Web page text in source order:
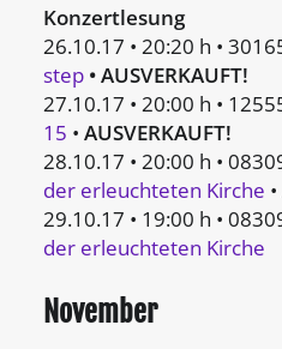
Konzertlesung
26.10.17 • 20:20 h •
step • AUSVERKAUFT!
27.10.17 • 20:00 h •
15 • AUSVERKAUFT!
28.10.17 • 20:00 h •
der erleuchteten Kirche •
29.10.17 • 19:00 h •
der erleuchteten Kirche
November